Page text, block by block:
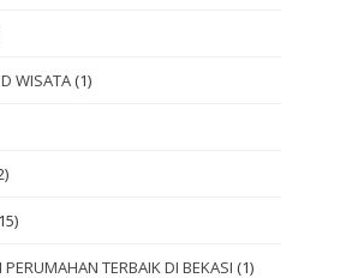
WISATA (1)
TERBAIK DI BEKASI (1)